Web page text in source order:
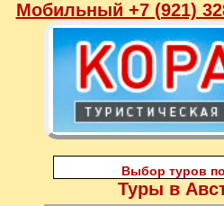
Мобильный +7 (921)
Выбор туров
Туры в